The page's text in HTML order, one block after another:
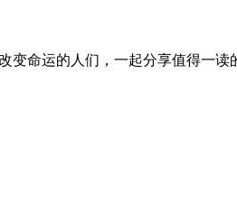
变命运的人们，一起分享值得一读